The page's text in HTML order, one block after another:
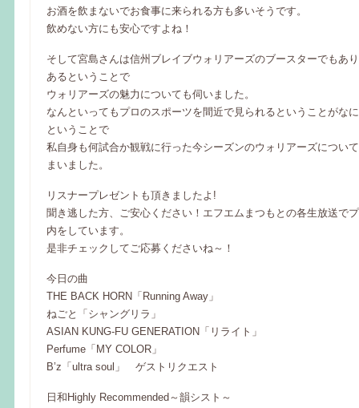
お酒を飲まないでお食事に来られる方も多いそうです。
飲めない方にも安心ですよね！
そして宮島さんは信州ブレイブウォリアーズのブースターでもあ
あるということで
ウォリアーズの魅力についても伺いました。
なんといってもプロのスポーツを間近で見られるということがな
ということで
私自身も何試合か観戦に行った今シーズンのウォリアーズについ
まいました。
リスナープレゼントも頂きましたよ!
聞き逃した方、ご安心ください！エフエムまつもとの各生放送で
内をしています。
是非チェックしてご応募くださいね～！
今日の曲
THE BACK HORN「Running Away」
ねごと「シャングリラ」
ASIAN KUNG-FU GENERATION「リライト」
Perfume「MY COLOR」
B’z「ultra soul」 ゲストリクエスト
日和Highly Recommended～韻シスト～